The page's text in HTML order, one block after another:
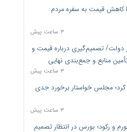
کاهش قیمت به سفره مردم
۳ ساعت پیش
دولت/ تصمیم‌گیری درباره قیمت و
منابع و جمع‌بندی نهایی
۳ ساعت پیش
کرد؛ مجلس خواستار برخورد جدی
۳ ساعت پیش
و رکود؛ بورس در انتظار تصمیم